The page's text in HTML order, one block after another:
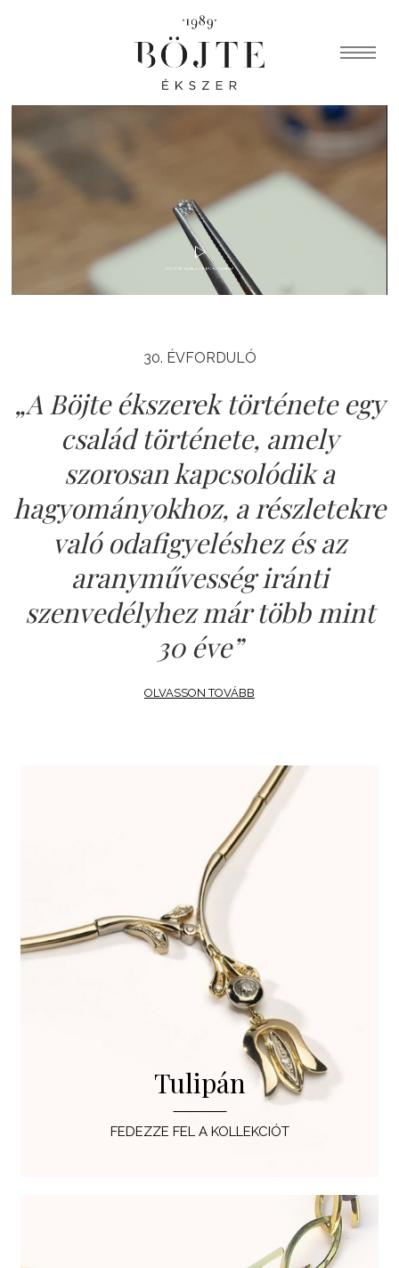
30. ÉVFORDULÓ
„A Böjte ékszerek története egy
család története, amely
szorosan kapcsolódik a
hagyományokhoz, a részletekre
való odafigyeléshez és az
aranyművesség iránti
szenvedélyhez már több mint
30 éve”
OLVASSON TOVÁBB
Tulipán
FEDEZZE FEL A KOLLEKCIÓT